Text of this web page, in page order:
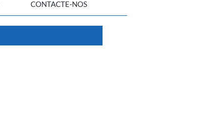
CONTACTE-NOS